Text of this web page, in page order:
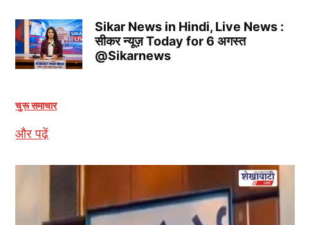
Sikar News in Hindi, Live News :
सीकर न्यूज़ Today for 6 अगस्त
@Sikarnews
चुरू समाचार
और पढ़ें